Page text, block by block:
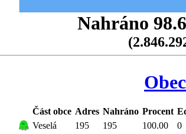
Nahráno
Část obce Adres Nahráno Procent
Veselá
195 195 100.00 0